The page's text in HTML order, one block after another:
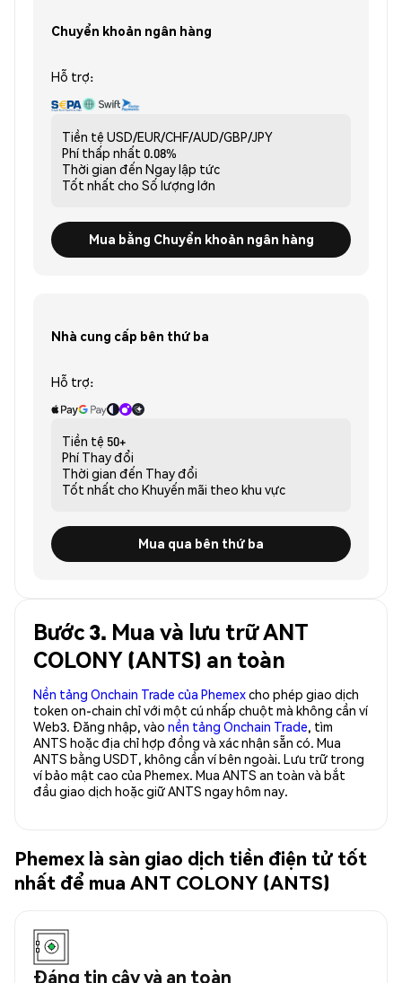
Chuyển khoản ngân hàng
Hỗ trợ:
Tiền tệ USD/EUR/CHF/AUD/GBP/JPY
Phí thấp nhất 0.08%
Thời gian đến Ngay lập tức
Tốt nhất cho Số lượng lớn
Mua bằng Chuyển khoản ngân hàng
Nhà cung cấp bên thứ ba
Hỗ trợ:
Tiền tệ 50+
Phí Thay đổi
Thời gian đến Thay đổi
Tốt nhất cho Khuyến mãi theo khu vực
Mua qua bên thứ ba
Bước 3. Mua và lưu trữ ANT
COLONY (ANTS) an toàn
Nền tảng Onchain Trade của Phemexcho phép giao dịch
token on-chain chỉ với một cú nhấp chuột mà không cần ví
Web3. Đăng nhập, vào nền tảng Onchain Trade, tìm
ANTS hoặc địa chỉ hợp đồng và xác nhận sẵn có. Mua
ANTS bằng USDT, không cần ví bên ngoài. Lưu trữ trong
ví bảo mật cao của Phemex. Mua ANTS an toàn và bắt
đầu giao dịch hoặc giữ ANTS ngay hôm nay.
Phemex là sàn giao dịch tiền điện tử tốt
nhất để mua ANT COLONY (ANTS)
Đáng tin cậy và an toàn